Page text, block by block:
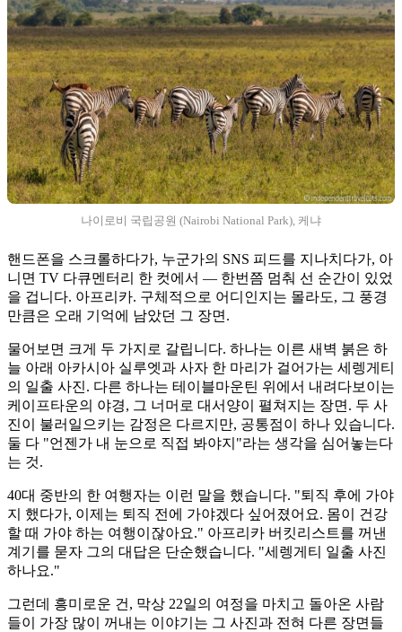
나이로비 국립공원 (Nairobi National Park), 케냐
핸드폰을 스크롤하다가, 누군가의 SNS 피드를 지나치다가, 아
니면 TV 다큐멘터리 한 컷에서 — 한번쯤 멈춰 선 순간이 있었
을 겁니다. 아프리카. 구체적으로 어디인지는 몰라도, 그 풍경
만큼은 오래 기억에 남았던 그 장면.
물어보면 크게 두 가지로 갈립니다. 하나는 이른 새벽 붉은 하
늘 아래 아카시아 실루엣과 사자 한 마리가 걸어가는 세렝게티
의 일출 사진. 다른 하나는 테이블마운틴 위에서 내려다보이는
케이프타운의 야경, 그 너머로 대서양이 펼쳐지는 장면. 두 사
진이 불러일으키는 감정은 다르지만, 공통점이 하나 있습니다.
둘 다 "언젠가 내 눈으로 직접 봐야지"라는 생각을 심어놓는다
는 것.
40대 중반의 한 여행자는 이런 말을 했습니다. "퇴직 후에 가야
지 했다가, 이제는 퇴직 전에 가야겠다 싶어졌어요. 몸이 건강
할 때 가야 하는 여행이잖아요." 아프리카 버킷리스트를 꺼낸
계기를 묻자 그의 대답은 단순했습니다. "세렝게티 일출 사진
하나요."
그런데 흥미로운 건, 막상 22일의 여정을 마치고 돌아온 사람
들이 가장 많이 꺼내는 이야기는 그 사진과 전혀 다른 장면들